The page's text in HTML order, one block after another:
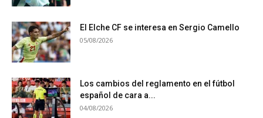
El Elche CF se interesa en Sergio Camello
05/08/2026
Los cambios del reglamento en el fútbol
español de cara a...
04/08/2026